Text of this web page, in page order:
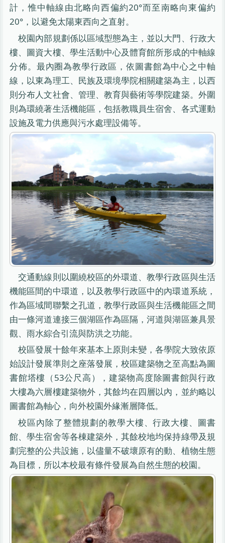
計，惟中軸線由北略向西偏約20°而至南略向東偏約
20°，以避免太陽東西向之直射。
校園內部規劃係以區域型態為主，並以大門、行政大
樓、圖資大樓、學生活動中心及體育館所形成的中軸線
分佈。最內圈為教學行政區，依圖書館為中心之中軸
線，以東為理工、民族及環境學院相關建築為主，以西
則分布人文社會、管理、教育與藝術等學院建築。外圍
則為環繞著生活機能區，包括教職員生宿舍、各式運動
設施及電力供應與污水處理設備等。
交通動線則以圍繞校區的外環道、教學行政區與生活
機能區間的中環道，以及教學行政區中的內環道系統，
作為區域間聯繫之孔道，教學行政區與生活機能區之間
由一條河道連接三個湖區作為區隔，河道與湖區兼具景
觀、雨水綜合引流與防洪之功能。
校區發展十餘年來基本上原則未變，各學院大致依原
始設計發展準則之座落發展，校區建築物之至高點為圖
書館塔樓（53公尺高），建築物高度除圖書館與行政
大樓為六層樓建築物外，其餘均在四層以內，並約略以
圖書館為軸心，向外校園外緣漸層降低。
校區內除了整體規劃的教學大樓、行政大樓、圖書
館、學生宿舍等各棟建築外，其餘校地均保持綠帶及規
劃完整的公共設施，以儘量不破壞原有的動、植物生態
為目標，所以本校最有條件發展為自然生態的校園。